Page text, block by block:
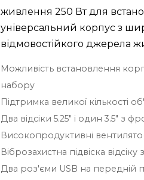
живлення 250 Вт для
універсальний корпус з
відмовостійкого джерела
Можливість встановлення
набору
Підтримка великої кількості
Два відсіки 5.25" і один 3.5" з
Високопродуктивні
Віброзахистна підвіска
Два роз'єми USB на передній